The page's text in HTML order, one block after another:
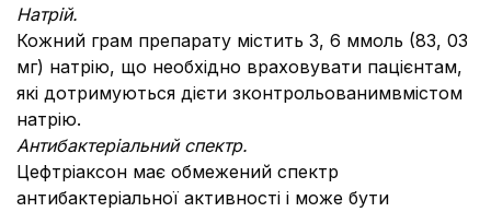
Натрій.
Кожний грам препарату містить 3, 6 ммоль (83, 03
мг) натрію, що необхідно враховувати пацієнтам,
які дотримуються дієти зконтрольованимвмістом
натрію.
Антибактеріальний спектр.
Цефтріаксон має обмежений спектр
антибактеріальної активності і може бути